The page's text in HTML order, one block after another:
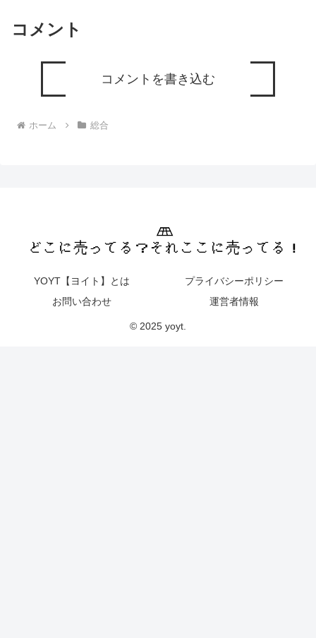
コメント
コメントを書き込む
ホーム 総合
YOYT【ヨイト】とは
プライバシーポリシー
お問い合わせ
運営者情報
© 2025 yoyt.